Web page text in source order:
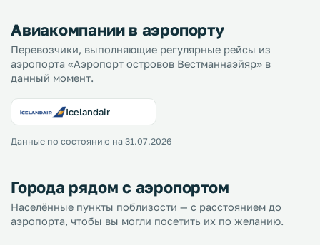
Авиакомпании в аэропорту
Перевозчики, выполняющие регулярные рейсы из
аэропорта «Аэропорт островов Вестманнаэйяр» в
данный момент.
Icelandair
Данные по состоянию на 31.07.2026
Города рядом с аэропортом
Населённые пункты поблизости — с расстоянием до
аэропорта, чтобы вы могли посетить их по желанию.